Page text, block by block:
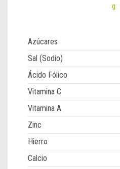
g
Azúcares
Sal (Sodio)
Ácido Fólico
Vitamina C
Vitamina A
Zinc
Hierro
Calcio